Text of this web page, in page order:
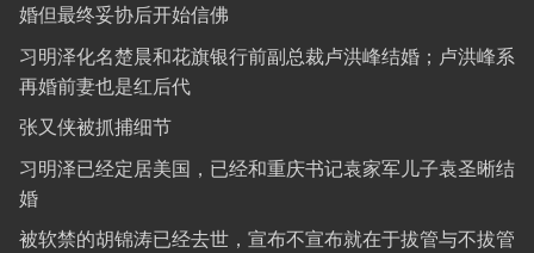
婚但最终妥协后开始信佛
习明泽化名楚晨和花旗银行前副总裁卢洪峰结婚；卢洪峰系
再婚前妻也是红后代
张又侠被抓捕细节
习明泽已经定居美国，已经和重庆书记袁家军儿子袁圣晰结
婚
被软禁的胡锦涛已经去世，宣布不宣布就在于拔管与不拔管